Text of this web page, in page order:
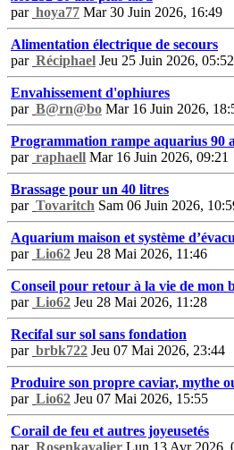
par hoya77 Mar 30 Juin 2026, 16:49
Alimentation électrique de secours
par Réciphael Jeu 25 Juin 2026, 05:52
Envahissement d'ophiures
par B@rn@bo Mar 16 Juin 2026,
Programmation rampe aquarius 90
par raphaell Mar 16 Juin 2026, 09:21
Brassage pour un 40 litres
par Tovaritch Sam 06 Juin 2026,
Aquarium maison et système
par Lio62 Jeu 28 Mai 2026, 11:46
Conseil pour retour à la vie de mon
par Lio62 Jeu 28 Mai 2026, 11:28
Recifal sur sol sans fondation
par brbk722 Jeu 07 Mai 2026, 23:44
Produire son propre caviar, mythe
par Lio62 Jeu 07 Mai 2026, 15:55
Corail de feu et autres joyeusetés
par Rosenkavalier Lun 13 Avr 2026,